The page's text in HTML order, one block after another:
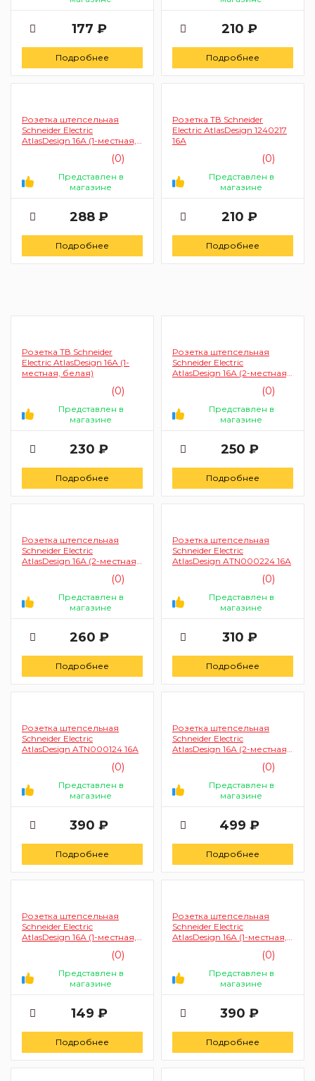
177 ₽
Подробнее
210 ₽
Подробнее
Розетка штепсельная
Schneider Electric
AtlasDesign 16А (1-местная,
(0)
Представлен в
магазине
288 ₽
Подробнее
Розетка ТВ Schneider
Electric AtlasDesign 1240217
16А
(0)
Представлен в
магазине
210 ₽
Подробнее
Розетка ТВ Schneider
Electric AtlasDesign 16А (1-
местная, белая)
(0)
Представлен в
магазине
230 ₽
Подробнее
Розетка штепсельная
Schneider Electric
AtlasDesign 16А (2-местная,
(0)
Представлен в
магазине
250 ₽
Подробнее
Розетка штепсельная
Schneider Electric
AtlasDesign 16А (2-местная,
(0)
Представлен в
магазине
260 ₽
Подробнее
Розетка штепсельная
Schneider Electric
AtlasDesign ATN000224 16А
(0)
Представлен в
магазине
310 ₽
Подробнее
Розетка штепсельная
Schneider Electric
AtlasDesign ATN000124 16А
(0)
Представлен в
магазине
390 ₽
Подробнее
Розетка штепсельная
Schneider Electric
AtlasDesign 16А (2-местная,
(0)
Представлен в
магазине
499 ₽
Подробнее
Розетка штепсельная
Schneider Electric
AtlasDesign 16А (1-местная,
(0)
Представлен в
магазине
149 ₽
Подробнее
Розетка штепсельная
Schneider Electric
AtlasDesign 16А (1-местная,
(0)
Представлен в
магазине
390 ₽
Подробнее